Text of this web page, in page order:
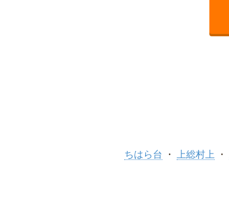
ちはら台 上総村上